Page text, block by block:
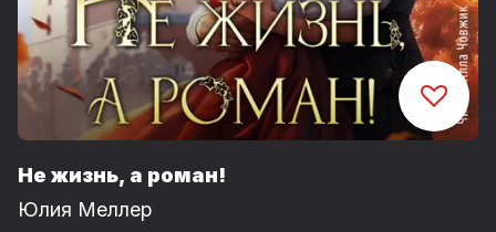
Не жизнь, а роман!
Юлия Меллер